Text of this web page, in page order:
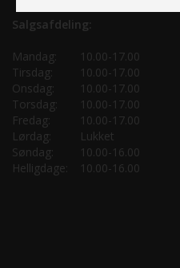
Salgsafdeling:
Mandag:
10.00-17.00
Tirsdag:
10.00-17.00
Onsdag:
10.00-17.00
Torsdag:
10.00-17.00
Fredag:
10.00-17.00
Lørdag:
Lukket
Søndag:
10.00-16.00
Helligdage:
10.00-16.00